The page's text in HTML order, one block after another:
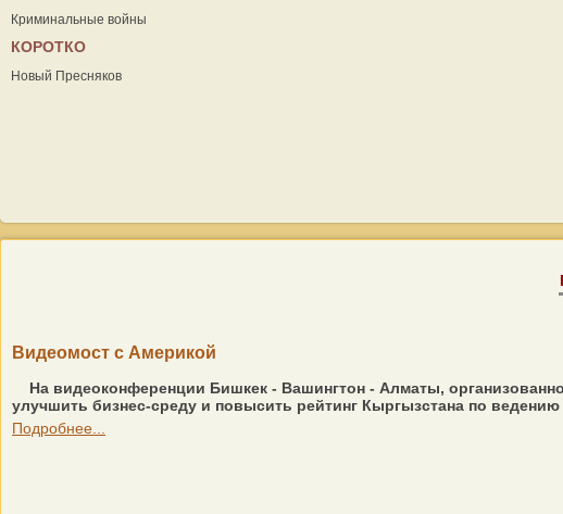
Криминальные войны
КОРОТКО
Новый Пресняков
Видеомост с Америкой
На видеоконференции Бишкек - Вашингтон - Алматы,
улучшить бизнес-среду и повысить рейтинг Кыргызстана по
Подробнее...